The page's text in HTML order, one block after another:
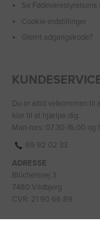
Se
Cookie-indstillinger
Glemt adgangskode?
Du er altid velkommen til
klar til at hjælpe dig.
Man-tors: 07.30-16.00 og
99 92 02 33
ADRESSE
Blüchersvej 3
7480 Vildbjerg
CVR: 21 90 66 89